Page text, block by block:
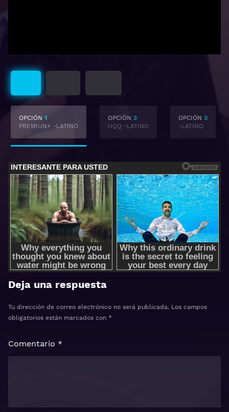
OPCIÓN 1
PREMIUN⚡ -LATINO
OPCIÓN 2
HQQ -LATINO
OPCIÓN 3
-LATINO
Deja una respuesta
Tu dirección de correo electrónico no será publicada. Los campos
obligatorios están marcados con *
Comentario *